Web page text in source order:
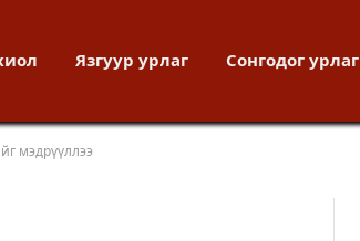
Язгуур урлаг Сонгодог урлаг
мэдрүүллээ